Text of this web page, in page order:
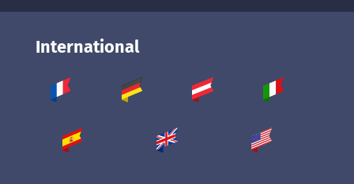
International